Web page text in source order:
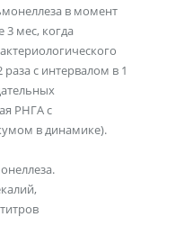
в момент
мес, когда
с интервалом в 1
РНГА с
в динамике).